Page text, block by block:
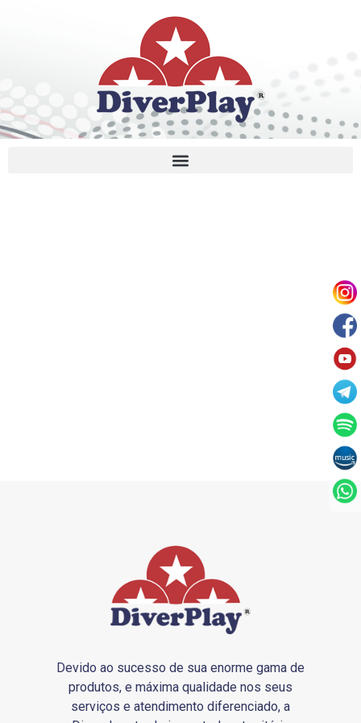
Devido ao sucesso de sua enorme gama de
produtos, e máxima qualidade nos seus
serviços e atendimento diferenciado, a